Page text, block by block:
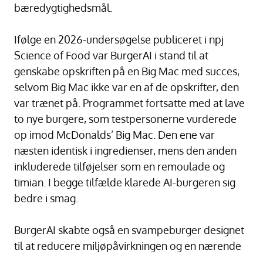
bæredygtighedsmål.
Ifølge en 2026-undersøgelse publiceret i npj
Science of Food var BurgerAI i stand til at
genskabe opskriften på en Big Mac med succes,
selvom Big Mac ikke var en af de opskrifter, den
var trænet på. Programmet fortsatte med at lave
to nye burgere, som testpersonerne vurderede
op imod McDonalds’ Big Mac. Den ene var
næsten identisk i ingredienser, mens den anden
inkluderede tilføjelser som en remoulade og
timian. I begge tilfælde klarede AI-burgeren sig
bedre i smag.
BurgerAI skabte også en svampeburger designet
til at reducere miljøpåvirkningen og en nærende